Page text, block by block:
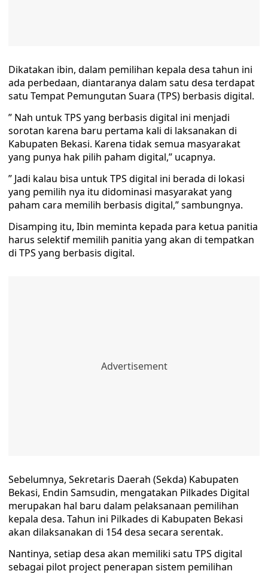
Dikatakan ibin, dalam pemilihan kepala desa tahun ini
ada perbedaan, diantaranya dalam satu desa terdapat
satu Tempat Pemungutan Suara (TPS) berbasis digital.
” Nah untuk TPS yang berbasis digital ini menjadi
sorotan karena baru pertama kali di laksanakan di
Kabupaten Bekasi. Karena tidak semua masyarakat
yang punya hak pilih paham digital,” ucapnya.
” Jadi kalau bisa untuk TPS digital ini berada di lokasi
yang pemilih nya itu didominasi masyarakat yang
paham cara memilih berbasis digital,” sambungnya.
Disamping itu, Ibin meminta kepada para ketua panitia
harus selektif memilih panitia yang akan di tempatkan
di TPS yang berbasis digital.
Sebelumnya, Sekretaris Daerah (Sekda) Kabupaten
Bekasi, Endin Samsudin, mengatakan Pilkades Digital
merupakan hal baru dalam pelaksanaan pemilihan
kepala desa. Tahun ini Pilkades di Kabupaten Bekasi
akan dilaksanakan di 154 desa secara serentak.
Nantinya, setiap desa akan memiliki satu TPS digital
sebagai pilot project penerapan sistem pemilihan